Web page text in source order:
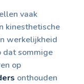
vaak
kinesthetische
werkelijkheid
dat sommige
op
onthouden